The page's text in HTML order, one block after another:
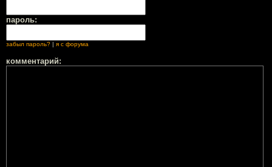
пароль:
забыл пароль? | я с форума
комментарий: